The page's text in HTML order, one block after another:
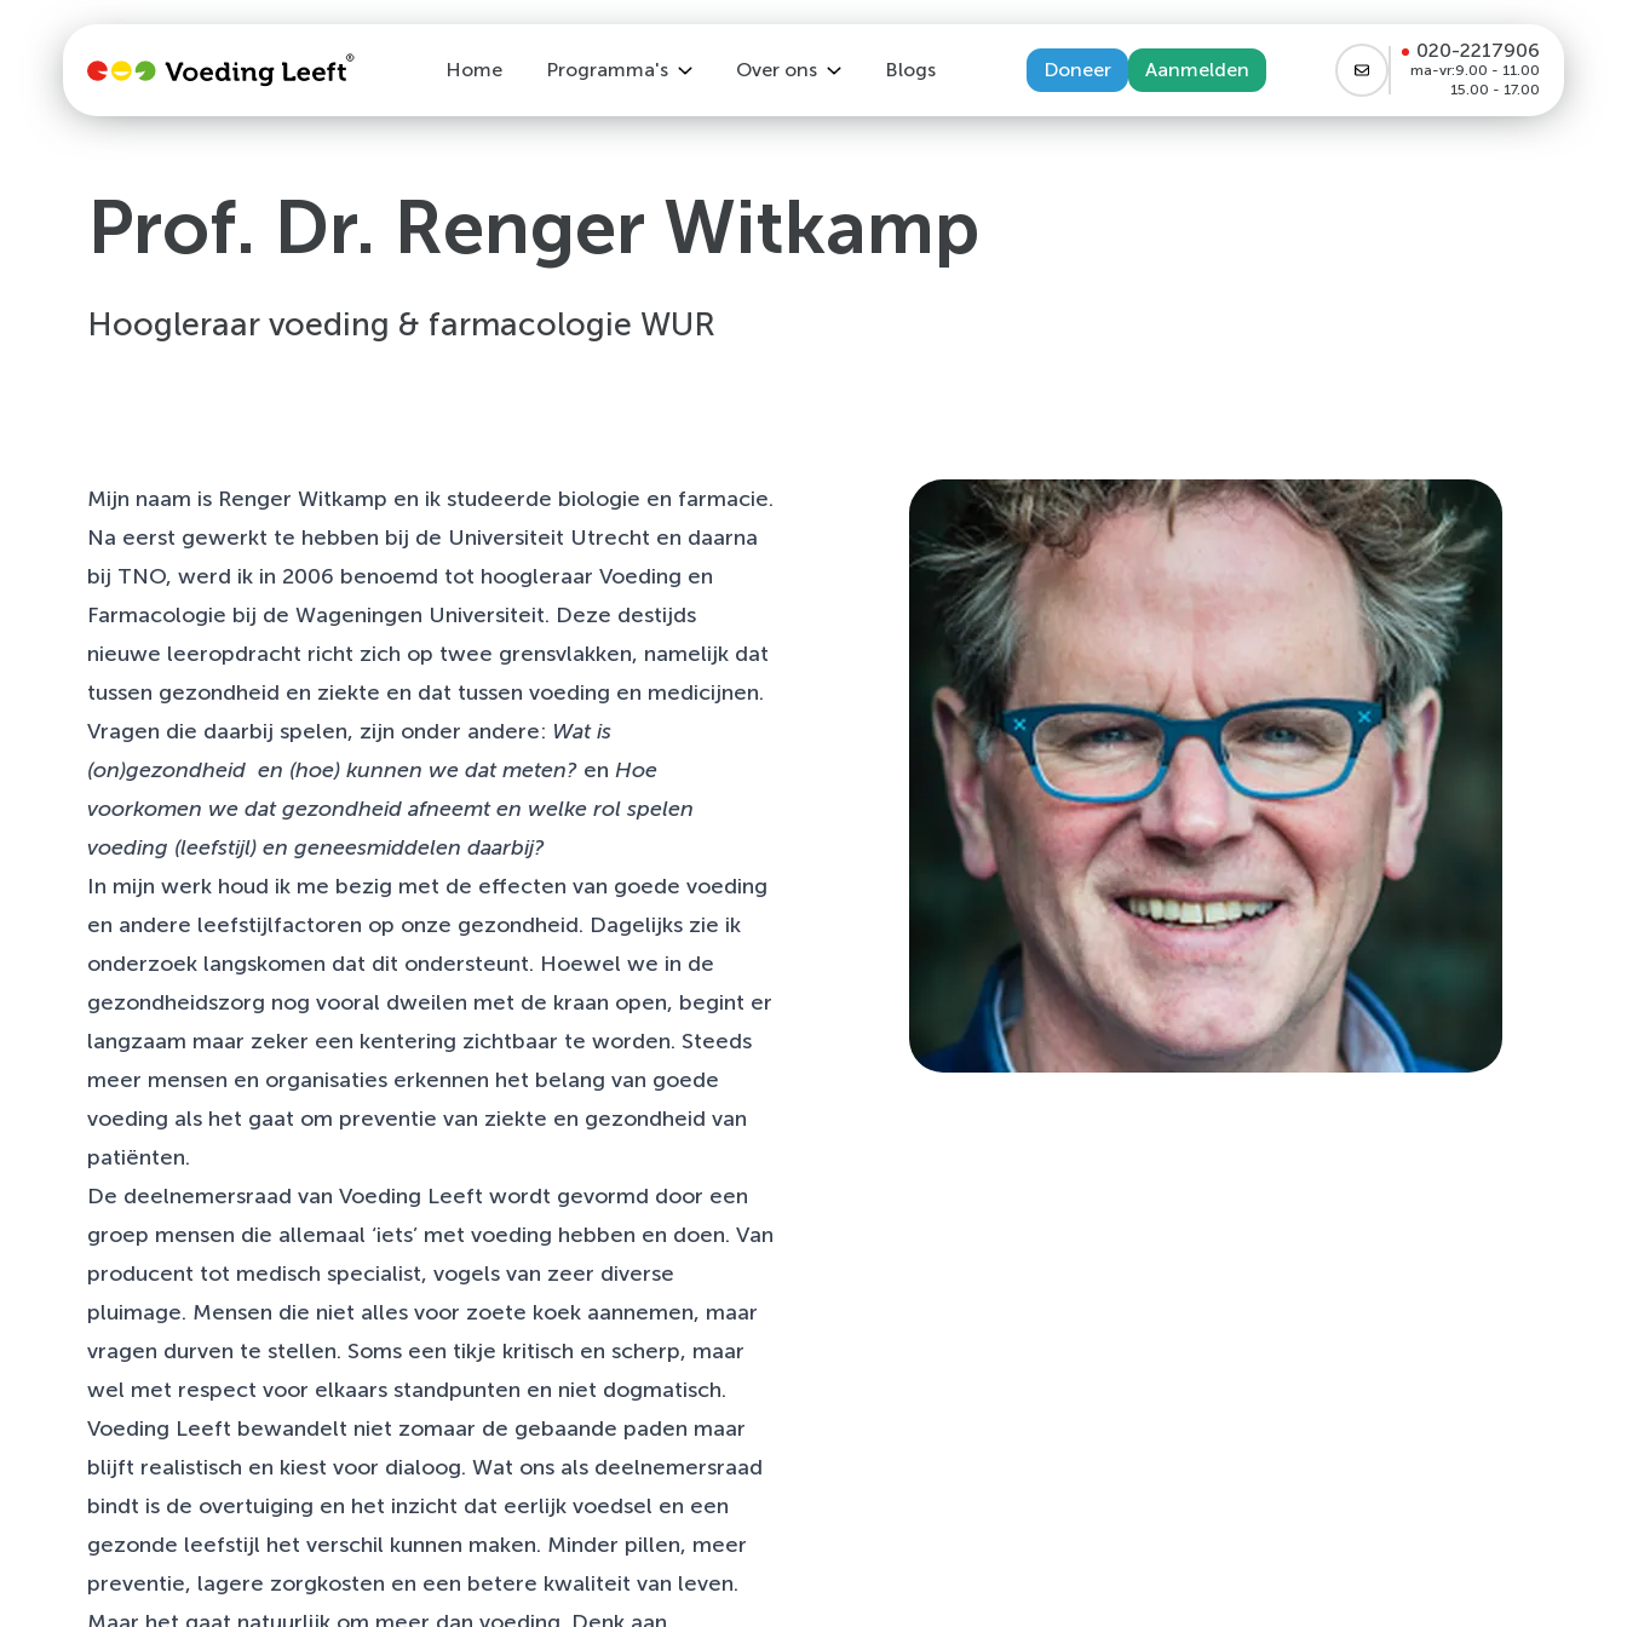
Home Programma's
Leef! met MS
Leef! met reuma
Leefstijlprogramma na kanker
Over ons
Ons team
Blogs Doneer Aanmelden
020-2217906
ma-vr:9.00 - 11.00
15.00 - 17.00
Prof. Dr. Renger Witkamp
Hoogleraar voeding & farmacologie WUR
Mijn naam is Renger Witkamp en ik studeerde biologie en farmacie.
Na eerst gewerkt te hebben bij de Universiteit Utrecht en daarna
bij TNO, werd ik in 2006 benoemd tot hoogleraar Voeding en
Farmacologie bij de Wageningen Universiteit. Deze destijds
nieuwe leeropdracht richt zich op twee grensvlakken, namelijk dat
tussen gezondheid en ziekte en dat tussen voeding en medicijnen.
Vragen die daarbij spelen, zijn onder andere: Wat is
(on)gezondheid en (hoe) kunnen we dat meten? en Hoe
voorkomen we dat gezondheid afneemt en welke rol spelen
voeding (leefstijl) en geneesmiddelen daarbij?
In mijn werk houd ik me bezig met de effecten van goede voeding
en andere leefstijlfactoren op onze gezondheid. Dagelijks zie ik
onderzoek langskomen dat dit ondersteunt. Hoewel we in de
gezondheidszorg nog vooral dweilen met de kraan open, begint er
langzaam maar zeker een kentering zichtbaar te worden. Steeds
meer mensen en organisaties erkennen het belang van goede
voeding als het gaat om preventie van ziekte en gezondheid van
patiënten.
De deelnemersraad van Voeding Leeft wordt gevormd door een
groep mensen die allemaal ‘iets’ met voeding hebben en doen. Van
producent tot medisch specialist, vogels van zeer diverse
pluimage. Mensen die niet alles voor zoete koek aannemen, maar
vragen durven te stellen. Soms een tikje kritisch en scherp, maar
wel met respect voor elkaars standpunten en niet dogmatisch.
Voeding Leeft bewandelt niet zomaar de gebaande paden maar
blijft realistisch en kiest voor dialoog. Wat ons als deelnemersraad
bindt is de overtuiging en het inzicht dat eerlijk voedsel en een
gezonde leefstijl het verschil kunnen maken. Minder pillen, meer
preventie, lagere zorgkosten en een betere kwaliteit van leven.
Maar het gaat natuurlijk om meer dan voeding. Denk aan